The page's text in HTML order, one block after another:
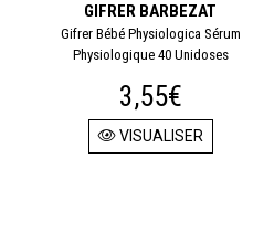
GIFRER BARBEZAT
Gifrer Bébé Physiologica Sérum
Physiologique 40 Unidoses
3,55€
VISUALISER